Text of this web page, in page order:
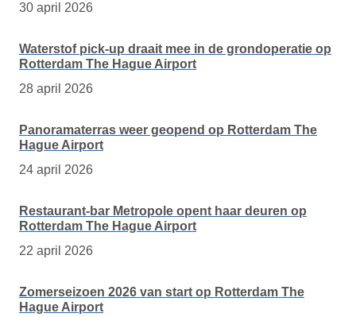
30 april 2026
Waterstof pick-up draait mee in de grondoperatie op
Rotterdam The Hague Airport
28 april 2026
Panoramaterras weer geopend op Rotterdam The
Hague Airport
24 april 2026
Restaurant-bar Metropole opent haar deuren op
Rotterdam The Hague Airport
22 april 2026
Zomerseizoen 2026 van start op Rotterdam The
Hague Airport